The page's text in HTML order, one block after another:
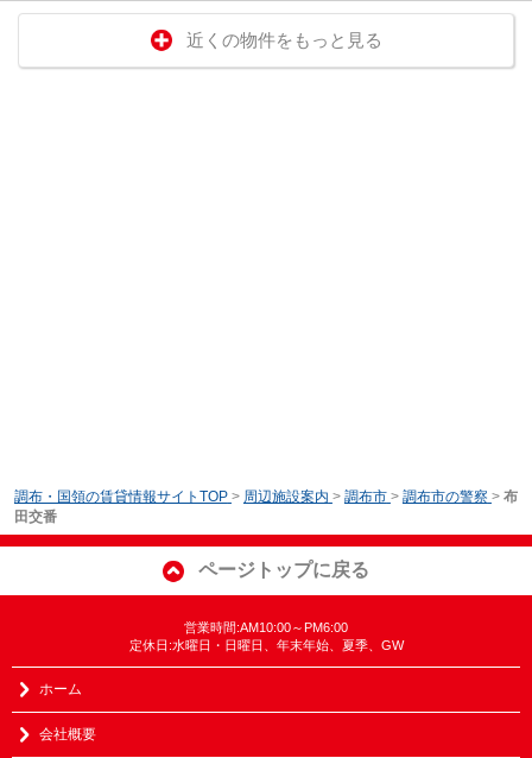
近くの物件をもっと見る
調布・国領の賃貸情報サイトTOP > 周辺施設案内 > 調布市 > 調布市の警察 > 布
田交番
ページトップに戻る
営業時間:AM10:00～PM6:00
定休日:水曜日・日曜日、年末年始、夏季、GW
ホーム
会社概要